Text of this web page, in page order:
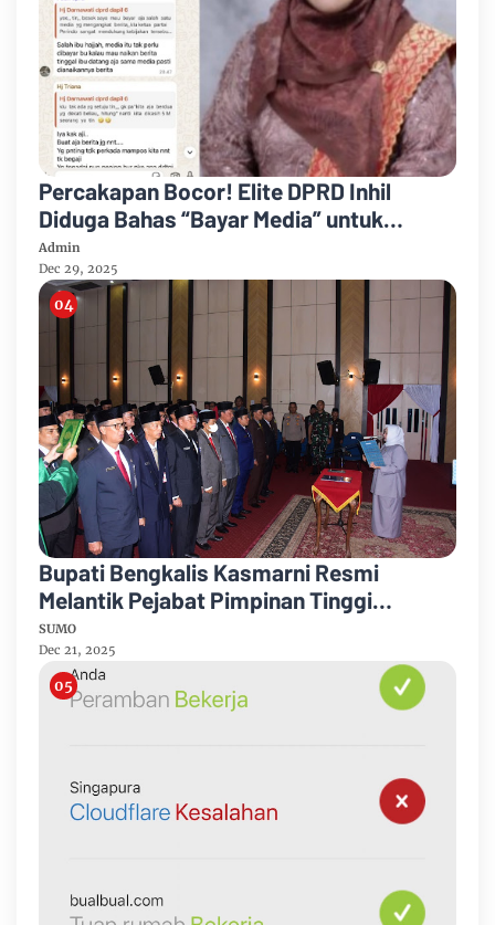
Percakapan Bocor! Elite DPRD Inhil
Diduga Bahas “Bayar Media” untuk
Dukung Kebijakan
Admin
Dec 29, 2025
Bupati Bengkalis Kasmarni Resmi
Melantik Pejabat Pimpinan Tinggi
Pratama
SUMO
Dec 21, 2025